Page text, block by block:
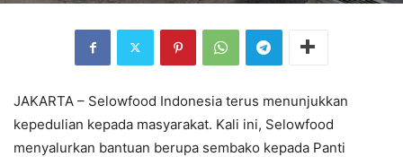
JAKARTA – Selowfood Indonesia terus menunjukkan
kepedulian kepada masyarakat. Kali ini, Selowfood
menyalurkan bantuan berupa sembako kepada Panti